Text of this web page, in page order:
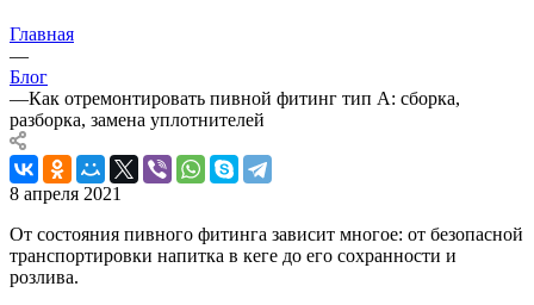
Главная
—
Блог
—Как отремонтировать пивной фитинг тип А: сборка,
разборка, замена уплотнителей
8 апреля 2021
От состояния пивного фитинга зависит многое: от безопасной
транспортировки напитка в кеге до его сохранности и
розлива.